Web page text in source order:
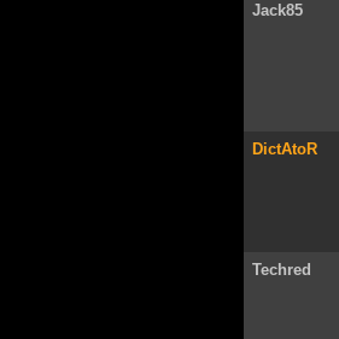
Jack85
DictAtoR
Techred